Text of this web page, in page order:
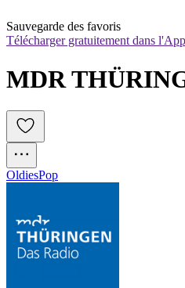
Sauvegarde des favoris
Télécharger gratuitement dans
MDR
OldiesPop